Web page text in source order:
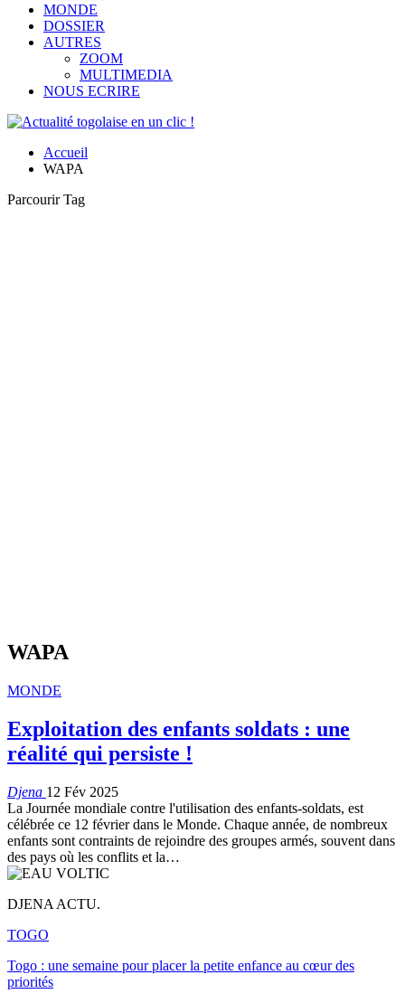
MONDE
DOSSIER
AUTRES
ZOOM
MULTIMEDIA
NOUS ECRIRE
Accueil
WAPA
Parcourir Tag
WAPA
MONDE
Exploitation des enfants soldats : une
réalité qui persiste !
Djena 12 Fév 2025
La Journée mondiale contre l'utilisation des enfants-soldats, est
célébrée ce 12 février dans le Monde. Chaque année, de nombreux
enfants sont contraints de rejoindre des groupes armés, souvent dans
des pays où les conflits et la…
DJENA ACTU.
TOGO
Togo : une semaine pour placer la petite enfance au cœur des
priorités